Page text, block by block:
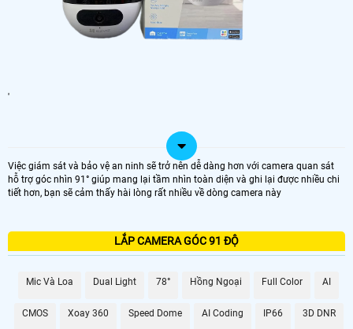
'
Việc giám sát và bảo vệ an ninh sẽ trở nên dễ dàng hơn với camera quan sát
hỗ trợ góc nhìn 91° giúp mang lại tầm nhìn toàn diện và ghi lại được nhiều chi
tiết hơn, bạn sẽ cảm thấy hài lòng rất nhiều về dòng camera này
LẮP CAMERA GÓC 91 ĐỘ
Mic Và Loa Dual Light 78° Hồng Ngoại Full Color AI
CMOS Xoay 360 Speed Dome AI Coding IP66 3D DNR